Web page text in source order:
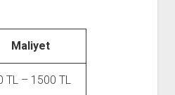
Maliyet
TL – 1500 TL